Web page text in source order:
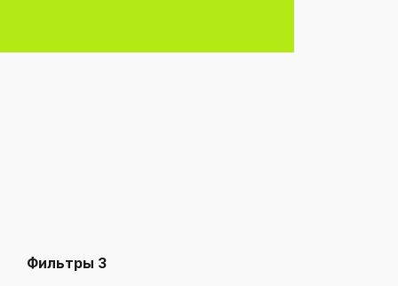
Фильтры 3